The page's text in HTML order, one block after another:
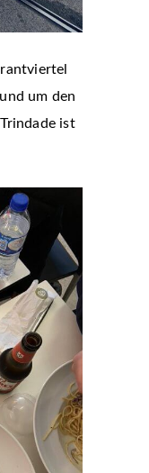
um den
ist